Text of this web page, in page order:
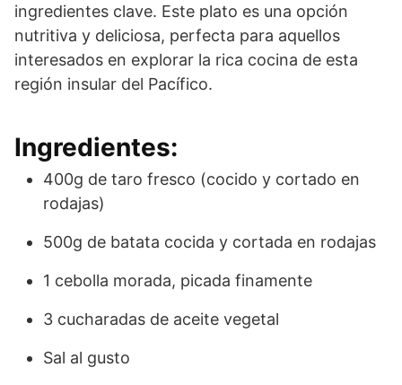
ingredientes clave. Este plato es una opción
nutritiva y deliciosa, perfecta para aquellos
interesados en explorar la rica cocina de esta
región insular del Pacífico.
Ingredientes:
400g de taro fresco (cocido y cortado en
rodajas)
500g de batata cocida y cortada en rodajas
1 cebolla morada, picada finamente
3 cucharadas de aceite vegetal
Sal al gusto